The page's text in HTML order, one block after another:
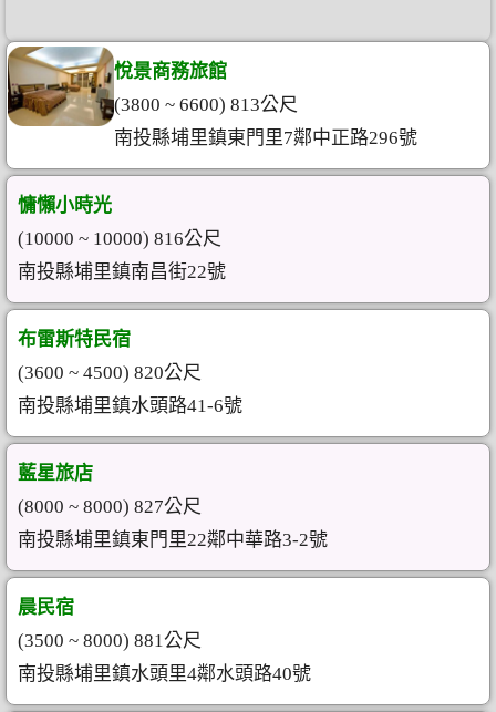
悅景商務旅館
(3800 ~ 6600) 813公尺
南投縣埔里鎮東門里7鄰中正路296號
慵懶小時光
(10000 ~ 10000) 816公尺
南投縣埔里鎮南昌街22號
布雷斯特民宿
(3600 ~ 4500) 820公尺
南投縣埔里鎮水頭路41-6號
藍星旅店
(8000 ~ 8000) 827公尺
南投縣埔里鎮東門里22鄰中華路3-2號
晨民宿
(3500 ~ 8000) 881公尺
南投縣埔里鎮水頭里4鄰水頭路40號